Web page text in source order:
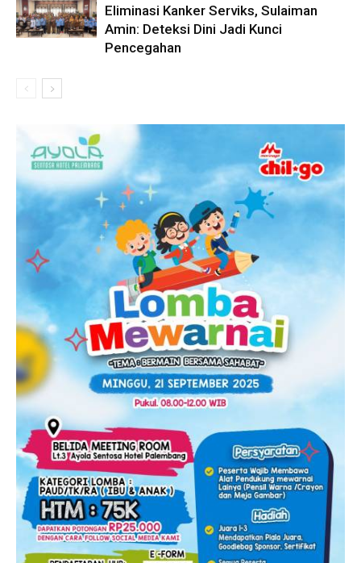
Eliminasi Kanker Serviks, Sulaiman
Amin: Deteksi Dini Jadi Kunci
Pencegahan